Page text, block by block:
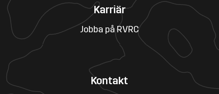
Karriär
Jobba på RVRC
Kontakt